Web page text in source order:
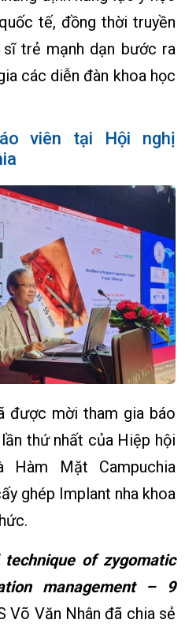
tế, đồng thời truyền
trẻ mạnh dạn bước ra
các diễn đàn khoa học
viên tại Hội nghị
được mời tham gia báo
thứ nhất của Hiệp hội
Hàm Mặt Campuchia
ghép Implant nha khoa
technique of zygomatic
management – 9
Võ Văn Nhân đã chia sẻ